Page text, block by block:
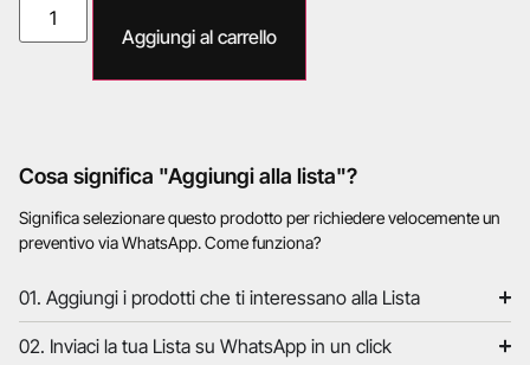
Aggiungi al carrello
Cosa significa "Aggiungi alla lista"?
Significa selezionare questo prodotto per richiedere velocemente un
preventivo via WhatsApp. Come funziona?
01. Aggiungi i prodotti che ti interessano alla Lista
02. Inviaci la tua Lista su WhatsApp in un click